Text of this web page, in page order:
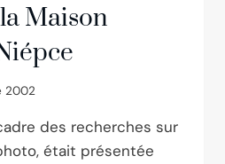
Maison
2002
des recherches sur
était présentée